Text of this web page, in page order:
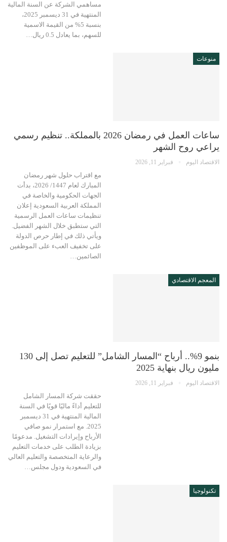
مساهمي الشركة عن السنة المالية
المنتهية في 31 ديسمبر 2025،
بنسبة 5% من القيمة الاسمية
للسهم، بما يعادل 0.5 ريال…
منوعات
ساعات العمل في رمضان 2026 بالمملكة.. تنظيم رسمي
يراعي روح الشهر
الاقتصاد اليوم فبراير 11, 2026
مع اقتراب حلول شهر رمضان
المبارك لعام 1447/ 2026، بدأت
الجهات الحكومية والخاصة في
المملكة العربية السعودية إعلان
تنظيمات ساعات العمل الرسمية
التي ستطبق خلال الشهر الفضيل.
ويأتي ذلك في إطار حرص الدولة
على تخفيف العبء على الموظفين
الصائمين…
المعجم الاقتصادي
بنمو 9%.. أرباح “المسار الشامل” للتعليم تصل إلى 130
مليون ريال بنهاية 2025
الاقتصاد اليوم فبراير 11, 2026
حققت شركة المسار الشامل
للتعليم أداءً ماليًا قويًا في السنة
المالية المنتهية في 31 ديسمبر
2025. مع استمرار نمو صافي
الأرباح وإيرادات التشغيل. مدعومًا
بزيادة الطلب على خدمات التعليم
والرعاية المتخصصة والتعليم العالي
في السعودية ودول مجلس…
تكنولوجيا